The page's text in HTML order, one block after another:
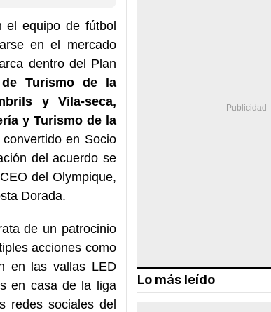
el equipo de fútbol
en el mercado
dentro del Plan
de Turismo de la
y Vila-seca,
y Turismo de la
en Socio
del acuerdo se
del Olympique,
Dorada.
de un patrocinio
acciones como
en las vallas LED
en casa de la liga
redes sociales del
Lo más leído